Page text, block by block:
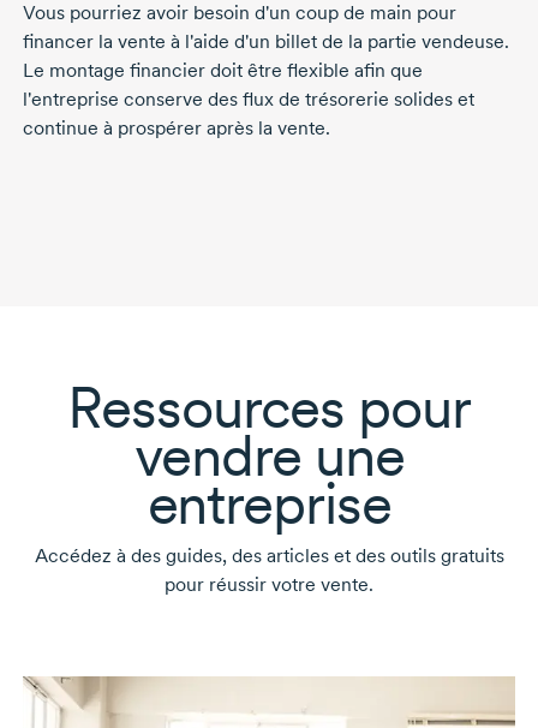
Vous pourriez avoir besoin d'un coup de main pour
financer la vente à l'aide d'un billet de la partie vendeuse.
Le montage financier doit être flexible afin que
l'entreprise conserve des flux de trésorerie solides et
continue à prospérer après la vente.
Ressources pour
vendre une
entreprise
Accédez à des guides, des articles et des outils gratuits
pour réussir votre vente.